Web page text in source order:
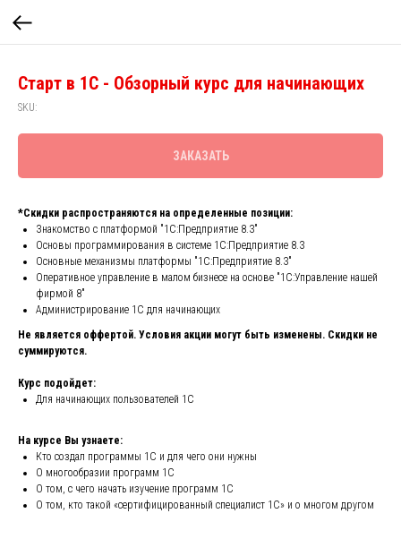
Старт в 1С - Обзорный курс для начинающих
SKU:
ЗАКАЗАТЬ
*Скидки распространяются на определенные позиции:
Знакомство с платформой "1С:Предприятие 8.3"
Основы программирования в системе 1С:Предприятие 8.3
Основные механизмы платформы "1С:Предприятие 8.3"
Оперативное управление в малом бизнесе на основе "1С:Управление нашей
фирмой 8"
Администрирование 1С для начинающих
Не является оффертой. Условия акции могут быть изменены. Скидки не
суммируются.
Курс подойдет:
Для начинающих пользователей 1С
На курсе Вы узнаете:
Кто создал программы 1С и для чего они нужны
О многообразии программ 1С
О том, с чего начать изучение программ 1С
О том, кто такой «сертифицированный специалист 1С» и о многом другом